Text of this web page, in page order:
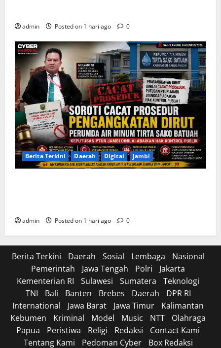
admin Posted on 1 hari ago 0
Berita Terkini Daerah Digital Jambi
admin Posted on 1 hari ago 0
Berita Terkini Daerah Sosial Lembaga
Nasional
Pemerintah
Jawa Tengah Polri
Jakarta
Kementerian RI
Sulawesi Sumatera
Teknologi
TNI
Bali Banten Brebes Daerah
DPR RI
International
Jawa Barat Jawa Timur
Kalimantan
Kebumen
Kriminal Model Music NTT
Olahraga
Papua
Peristiwa Religi Redaksi
Contact Kami
Tentang Kami
Pedoman Cyber Box Redaksi